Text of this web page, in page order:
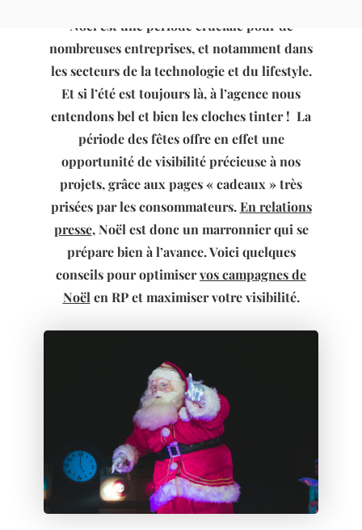
Noël est une période cruciale pour de
nombreuses entreprises, et notamment dans
les secteurs de la technologie et du lifestyle.
Et si l’été est toujours là, à l’agence nous
entendons bel et bien les cloches tinter ! La
période des fêtes offre en effet une
opportunité de visibilité précieuse à nos
projets, grâce aux pages « cadeaux » très
prisées par les consommateurs.En relations
presse, Noël est donc un marronnier qui se
prépare bien à l’avance. Voici quelques
conseils pour optimiservos campagnes de
Noël en RP et maximiser votre visibilité.